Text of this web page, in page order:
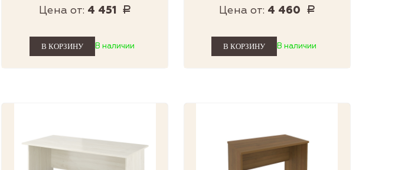
Цена от: 4 451 Р
В наличии
Цена от: 4 460 Р
В наличии